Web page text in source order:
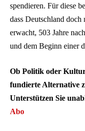
spendieren. Für diese
dass Deutschland doch
erwacht, 503 Jahre
und dem Beginn einer
Ob Politik oder
fundierte Alternative
Unterstützen Sie
Abo